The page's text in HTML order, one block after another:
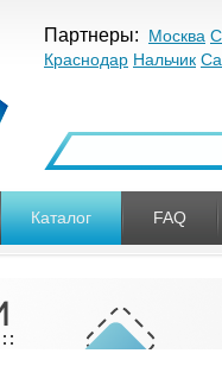
Партнеры: Москва
Краснодар Нальчик
Каталог FAQ